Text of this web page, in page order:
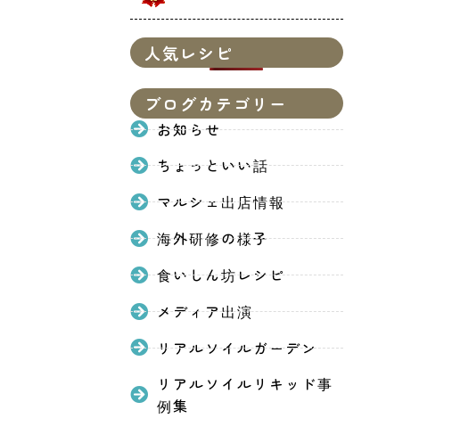
人気レシピ
ブログカテゴリー
お知らせ
ちょっといい話
マルシェ出店情報
海外研修の様子
食いしん坊レシピ
メディア出演
リアルソイルガーデン
リアルソイルリキッド事
例集